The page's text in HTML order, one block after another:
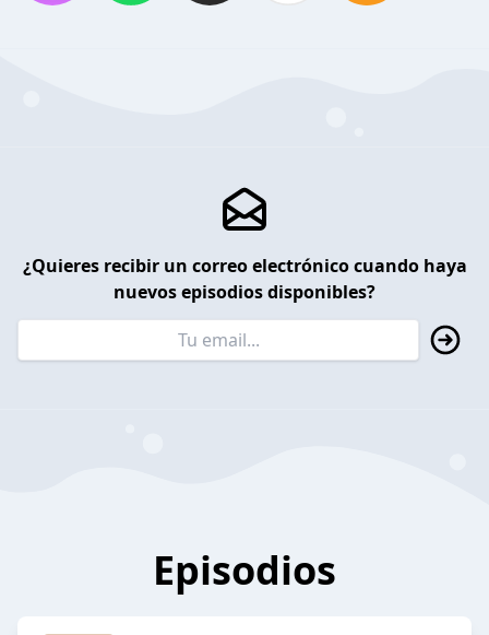
¿Quieres recibir un correo electrónico cuando haya
nuevos episodios disponibles?
Episodios